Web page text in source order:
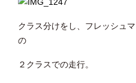
クラス分けをし、フレッシュ
の
２クラスでの走行。